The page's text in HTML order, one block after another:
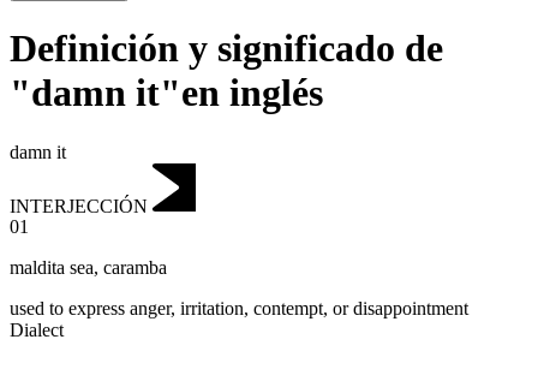
Definición y significado de
"damn it"en inglés
damn it
INTERJECCIÓN
01
maldita sea, caramba
used to express anger, irritation, contempt, or disappointment
Dialect